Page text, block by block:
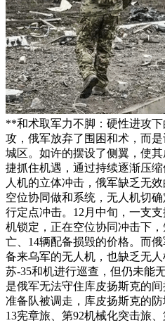
**和术取军力不脚：硬性进攻
攻，俄军放弃了围困和术，而
城区。如许的摆设了侧翼，使
捷抓住机遇，通过持续逐渐压
人机的立体冲击，俄军缺乏无
空位协同做和系统，无人机切
行定点冲击。12月中旬，一支
机锁定，正在空位协同冲击下
亡、14辆配备损毁的价格。而
备来乌军的无人机，也缺乏无
苏-35和机进行巡查，但仍未能
是俄军无法守住库皮扬斯克的
准备队被调走，库皮扬斯克的
13宪章旅、第92机械化突击旅